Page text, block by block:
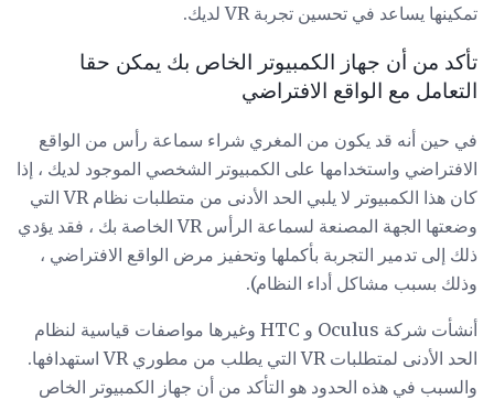
تمكينها يساعد في تحسين تجربة VR لديك.
تأكد من أن جهاز الكمبيوتر الخاص بك يمكن حقا
التعامل مع الواقع الافتراضي
في حين أنه قد يكون من المغري شراء سماعة رأس من الواقع
الافتراضي واستخدامها على الكمبيوتر الشخصي الموجود لديك ، إذا
كان هذا الكمبيوتر لا يلبي الحد الأدنى من متطلبات نظام VR التي
وضعتها الجهة المصنعة لسماعة الرأس VR الخاصة بك ، فقد يؤدي
ذلك إلى تدمير التجربة بأكملها وتحفيز مرض الواقع الافتراضي ،
وذلك بسبب مشاكل أداء النظام).
أنشأت شركة Oculus و HTC وغيرها مواصفات قياسية لنظام
الحد الأدنى لمتطلبات VR التي يطلب من مطوري VR استهدافها.
والسبب في هذه الحدود هو التأكد من أن جهاز الكمبيوتر الخاص